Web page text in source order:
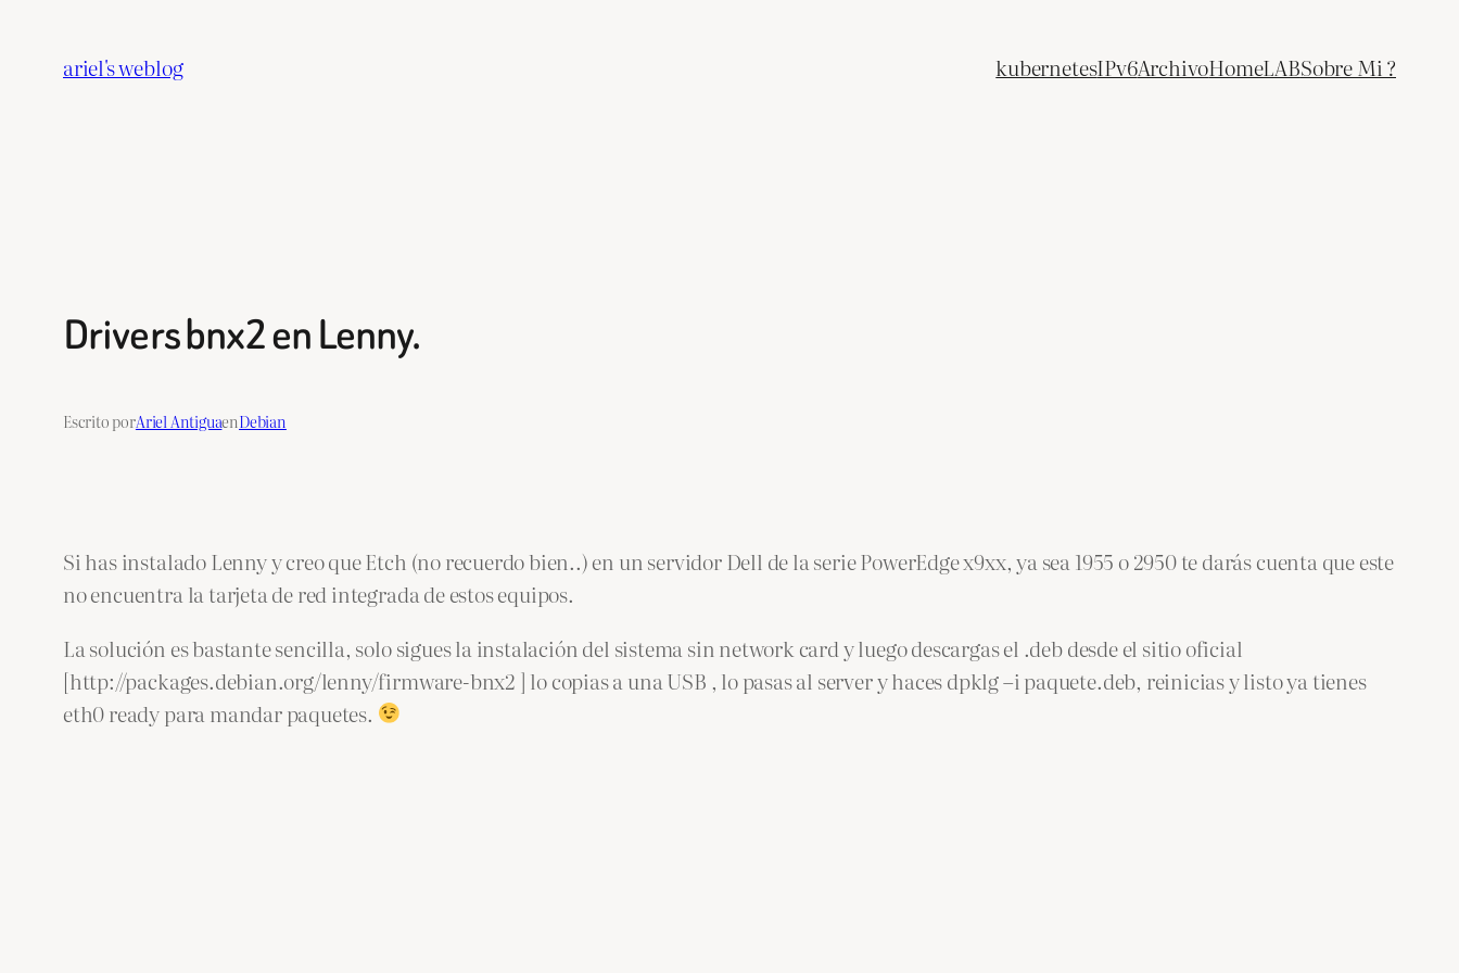
contenido
ariel's weblog kubernetesIPv6ArchivoHomeLABSobre Mi ?
Drivers bnx2 en Lenny.
Escrito porAriel AntiguaenDebian
Si has instalado Lenny y creo que Etch (no recuerdo bien..) en un servidor Dell de la serie PowerEdge x9xx, ya sea 1955 o 2950 te darás cuenta que este
no encuentra la tarjeta de red integrada de estos equipos.
La solución es bastante sencilla, solo sigues la instalación del sistema sin network card y luego descargas el .deb desde el sitio oficial
[http://packages.debian.org/lenny/firmware-bnx2 ] lo copias a una USB , lo pasas al server y haces dpklg –i paquete.deb, reinicias y listo ya tienes
eth0 ready para mandar paquetes.